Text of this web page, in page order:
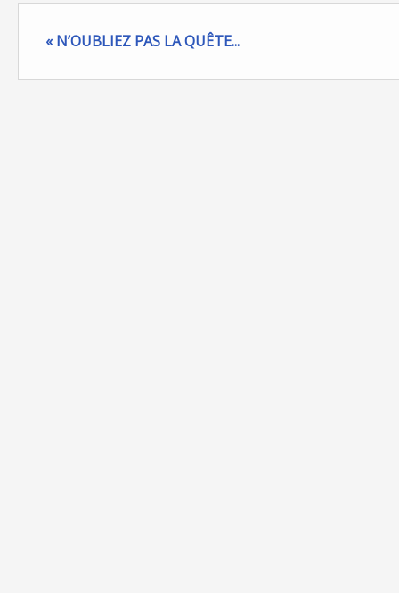
« N’OUBLIEZ PAS LA QUÊTE...